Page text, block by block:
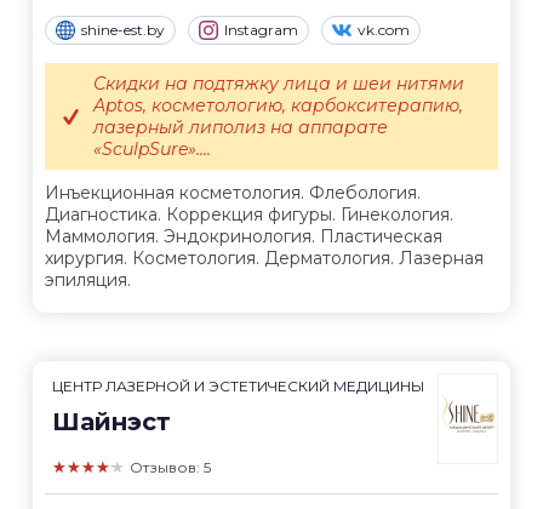
shine-est.by Instagram vk.com
Инъекционная косметология. Флебология.
Диагностика. Коррекция фигуры. Гинекология.
Маммология. Эндокринология. Пластическая
хирургия. Косметология. Дерматология. Лазерная
эпиляция.
Скидки на подтяжку лица и шеи нитями
Aptos, косметологию, карбокситерапию,
лазерный липолиз на аппарате
«SculpSure»....
ЦЕНТР ЛАЗЕРНОЙ И ЭСТЕТИЧЕСКИЙ МЕДИЦИНЫ
Шайнэст
★★★★★ Отзывов: 5